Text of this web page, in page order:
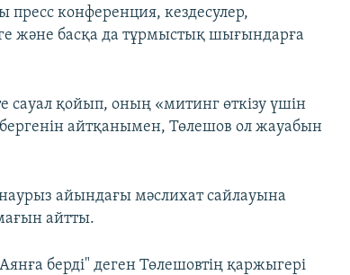
конференция, кездесулер,
және басқа да тұрмыстық шығындарға
сауал қойып, оның «митинг өткізу үшін
айтқанымен, Төлешов ол жауабын
айындағы мәслихат сайлауына
айтты.
берді" деген Төлешовтің қаржыгері